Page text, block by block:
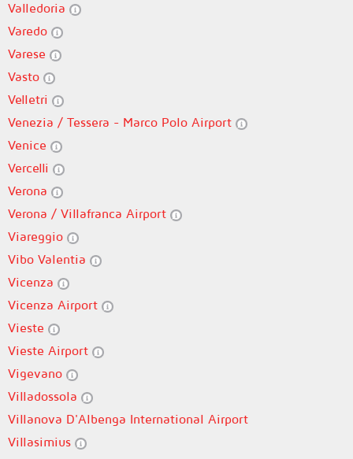
Valledoria
Varedo
Varese
Vasto
Velletri
Venezia / Tessera - Marco Polo Airport
Venice
Vercelli
Verona
Verona / Villafranca Airport
Viareggio
Vibo Valentia
Vicenza
Vicenza Airport
Vieste
Vieste Airport
Vigevano
Villadossola
Villanova D'Albenga International Airport
Villasimius